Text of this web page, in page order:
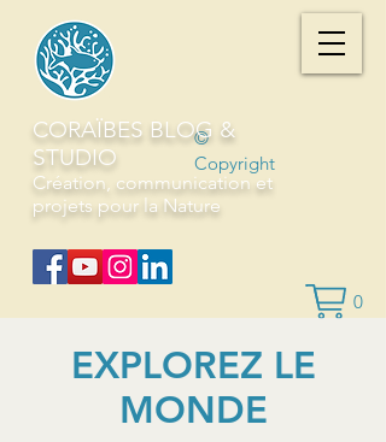
©
Copyright
0
CORAÏBES BLOG &
STUDIO
Création, communication et
projets pour la Nature
EXPLOREZ LE
MONDE